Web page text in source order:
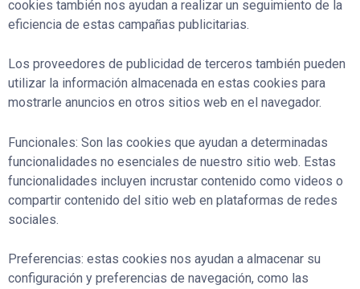
cookies también nos ayudan a realizar un seguimiento de la
eficiencia de estas campañas publicitarias.
Los proveedores de publicidad de terceros también pueden
utilizar la información almacenada en estas cookies para
mostrarle anuncios en otros sitios web en el navegador.
Funcionales: Son las cookies que ayudan a determinadas
funcionalidades no esenciales de nuestro sitio web. Estas
funcionalidades incluyen incrustar contenido como videos o
compartir contenido del sitio web en plataformas de redes
sociales.
Preferencias: estas cookies nos ayudan a almacenar su
configuración y preferencias de navegación, como las